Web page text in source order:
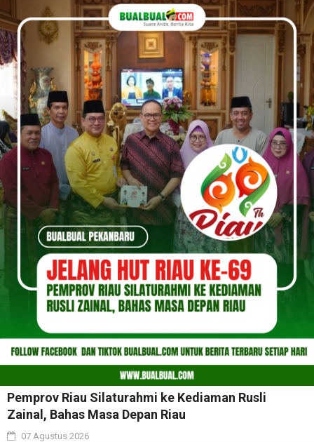
Pemprov Riau Silaturahmi ke Kediaman Rusli
Zainal, Bahas Masa Depan Riau
07 Agustus 2026